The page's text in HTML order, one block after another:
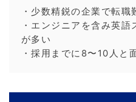
・少数精鋭の企業で転職
・エンジニアを含み英
が多い
・採用までに8〜10人と